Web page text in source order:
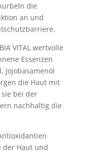
die
an und
VITAL wertvolle
Essenzen
Jojobasamenöl
die Haut mit
bei der
nachhaltig die
der Haut und